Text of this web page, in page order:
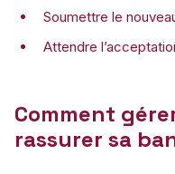
Soumettre le
Attendre
Comment
rassurer sa